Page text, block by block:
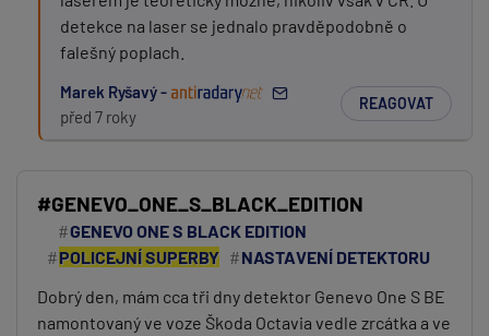
detekce na laser se jednalo pravděpodobně o
falešný poplach.
Marek Ryšavý -
před 7 roky
REAGOVAT
#GENEVO_ONE_S_BLACK_EDITION
GENEVO ONE S BLACK EDITION
POLICEJNÍ SUPERBY
NASTAVENÍ DETEKTORU
Dobrý den, mám cca tři dny detektor Genevo One S BE
namontovaný ve voze Škoda Octavia vedle zrcátka a ve